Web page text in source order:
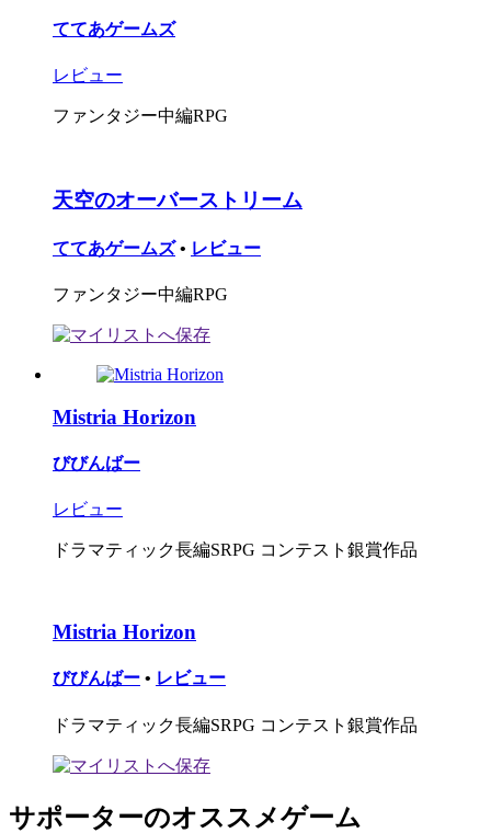
ててあゲームズ
レビュー
ファンタジー中編RPG
天空のオーバーストリーム
ててあゲームズ • レビュー
ファンタジー中編RPG
Mistria Horizon
びびんばー
レビュー
ドラマティック長編SRPG コンテスト銀賞作品
Mistria Horizon
びびんばー • レビュー
ドラマティック長編SRPG コンテスト銀賞作品
サポーターのオススメゲーム